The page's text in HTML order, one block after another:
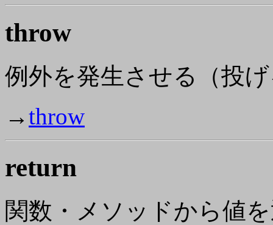
throw
例外を発生させる（投
→throw
return
関数・メソッドから値